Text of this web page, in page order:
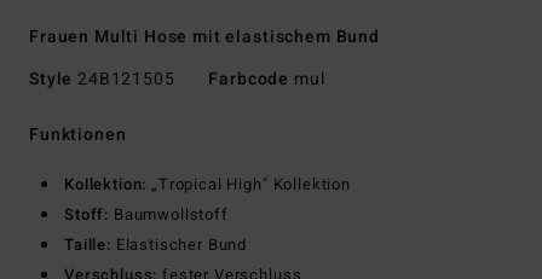
Frauen Multi Hose mit elastischem Bund
Style 24B121505 Farbcode mul
Funktionen
Kollektion: „Tropical High" Kollektion
Stoff: Baumwollstoff
Taille: Elastischer Bund